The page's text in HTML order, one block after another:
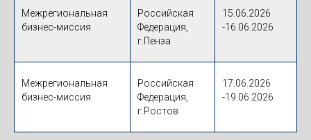
Межрегиональная
бизнес-миссия
Российская
Федерация,
г.Пенза
15.06.2026
-16.06.2026
Межрегиональная
бизнес-миссия
Российская
Федерация,
г.Ростов
17.06.2026
-19.06.2026